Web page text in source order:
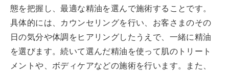
態を把握し、最適な精油を選んで施術することです。
具体的には、カウンセリングを行い、お客さまのその
日の気分や体調をヒアリングしたうえで、一緒に精油
を選びます。続いて選んだ精油を使って肌のトリート
メントや、ボディケアなどの施術を行います。また、